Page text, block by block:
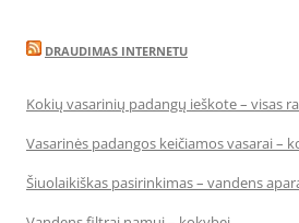
DRAUDIMAS INTERNETU
Kokių vasarinių padangų ieškote – visas
Vasarinės padangos keičiamos vasarai –
Šiuolaikiškas pasirinkimas – vandens